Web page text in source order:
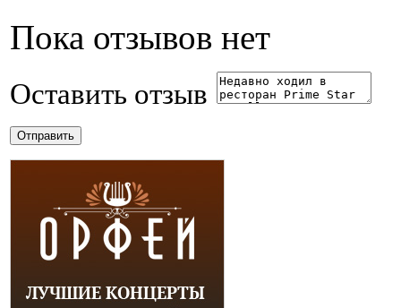
Пока отзывов нет
Оставить отзыв